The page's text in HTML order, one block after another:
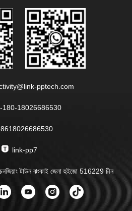
pptech.com
180-18026686530
link-pp7
টাউন ঝংকাই জেলা হুইজ়ো 516229 চীন